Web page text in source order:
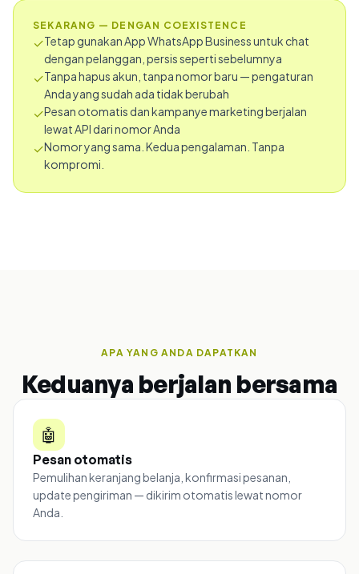
SEKARANG — DENGAN COEXISTENCE
✓Tetap gunakan App WhatsApp Business untuk chat
dengan pelanggan, persis seperti sebelumnya
✓Tanpa hapus akun, tanpa nomor baru — pengaturan
Anda yang sudah ada tidak berubah
✓Pesan otomatis dan kampanye marketing berjalan
lewat API dari nomor Anda
✓Nomor yang sama. Kedua pengalaman. Tanpa
kompromi.
APA YANG ANDA DAPATKAN
Keduanya berjalan bersama
🤖
Pesan otomatis
Pemulihan keranjang belanja, konfirmasi pesanan,
update pengiriman — dikirim otomatis lewat nomor
Anda.